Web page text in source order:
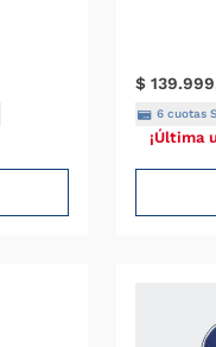
$ 139.999
6 cuotas
¡Última